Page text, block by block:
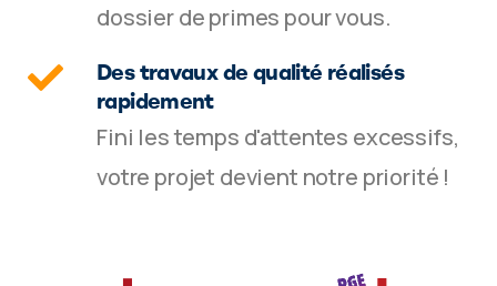
dossier de primes pour vous.
Des travaux de qualité réalisés
rapidement
Fini les temps d'attentes excessifs,
votre projet devient notre priorité !